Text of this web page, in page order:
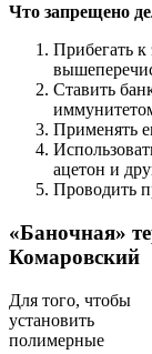
Что запрещено
Прибегать
Ставить
Применять
ацетон и
Проводить
«Баночная»
Комаровский
Для того, чтобы
установить
полимерные